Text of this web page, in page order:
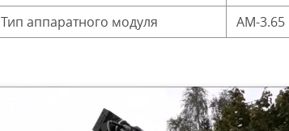
Тип аппаратного модуля АМ-3.65